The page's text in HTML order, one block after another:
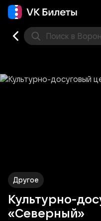
Поиск в
Другое
Культурно-
«Северный»